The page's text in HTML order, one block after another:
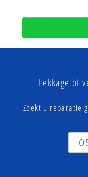
Lekkage of
Zoekt u reparatie